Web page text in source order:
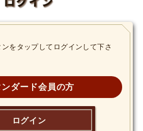
をタップしてログインして下さ
ンダード会員の方
ログイン